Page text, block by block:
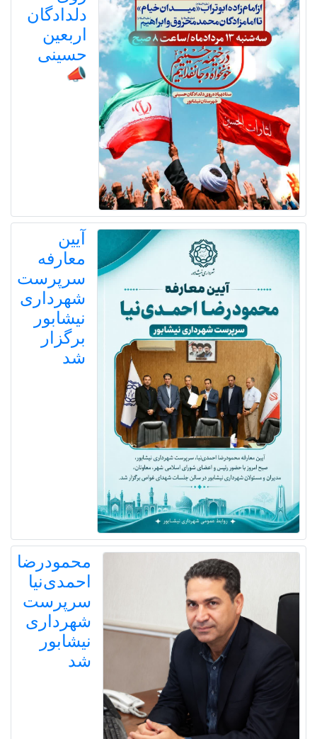
دلدادگان
اربعین
حسینی
📣
آیین
معارفه
سرپرست
شهرداری
نیشابور
برگزار
شد
محمودرضا
احمدی‌نیا
سرپرست
شهرداری
نیشابور
شد